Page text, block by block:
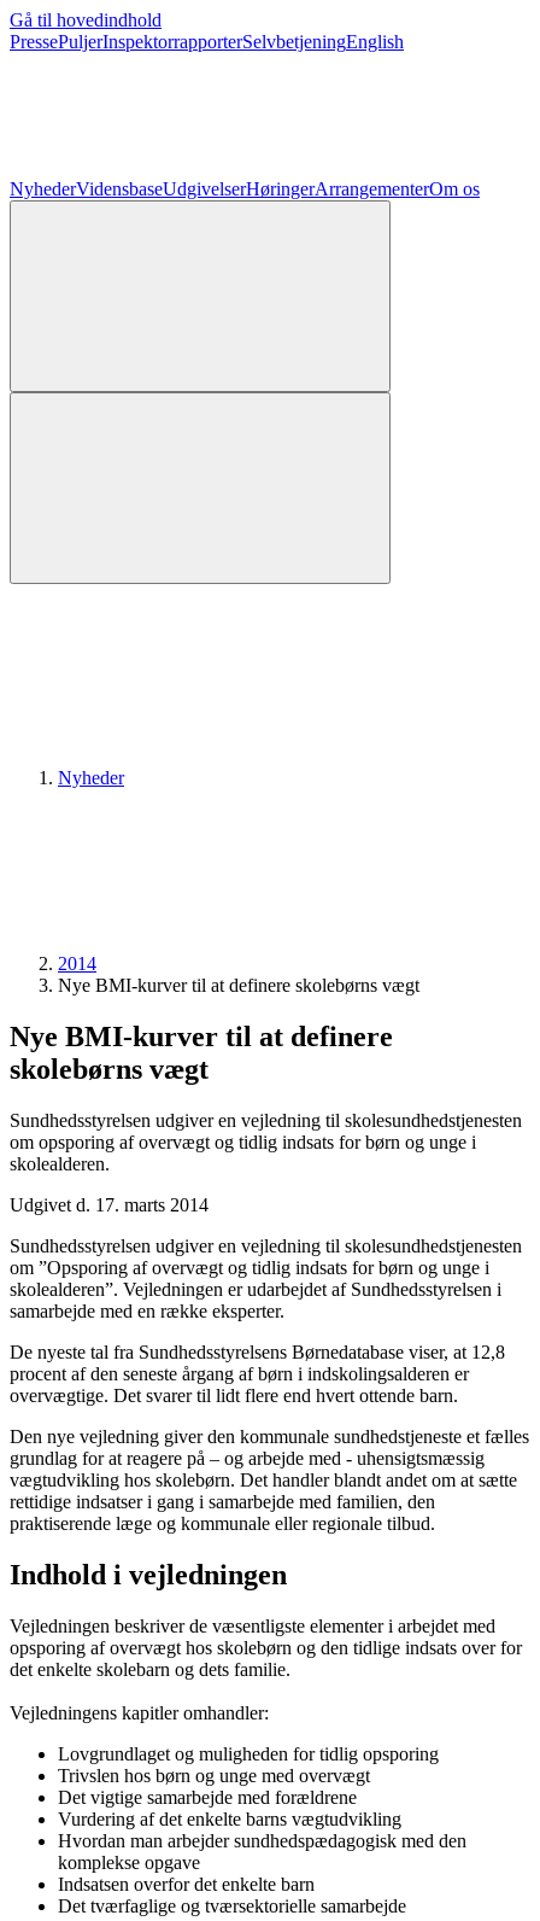
Gå til hovedindhold
PressePuljerInspektorrapporterSelvbetjeningEnglish
NyhederVidensbaseUdgivelserHøringerArrangementerOm os
Nyheder
2014
Nye BMI-kurver til at definere skolebørns vægt
Nye BMI-kurver til at definere
skolebørns vægt
Sundhedsstyrelsen udgiver en vejledning til skolesundhedstjenesten
om opsporing af overvægt og tidlig indsats for børn og unge i
skolealderen.
Udgivet d. 17. marts 2014
Sundhedsstyrelsen udgiver en vejledning til skolesundhedstjenesten
om ”Opsporing af overvægt og tidlig indsats for børn og unge i
skolealderen”. Vejledningen er udarbejdet af Sundhedsstyrelsen i
samarbejde med en række eksperter.
De nyeste tal fra Sundhedsstyrelsens Børnedatabase viser, at 12,8
procent af den seneste årgang af børn i indskolingsalderen er
overvægtige. Det svarer til lidt flere end hvert ottende barn.
Den nye vejledning giver den kommunale sundhedstjeneste et fælles
grundlag for at reagere på – og arbejde med - uhensigtsmæssig
vægtudvikling hos skolebørn. Det handler blandt andet om at sætte
rettidige indsatser i gang i samarbejde med familien, den
praktiserende læge og kommunale eller regionale tilbud.
Indhold i vejledningen
Vejledningen beskriver de væsentligste elementer i arbejdet med
opsporing af overvægt hos skolebørn og den tidlige indsats over for
det enkelte skolebarn og dets familie.
Vejledningens kapitler omhandler:
Lovgrundlaget og muligheden for tidlig opsporing
Trivslen hos børn og unge med overvægt
Det vigtige samarbejde med forældrene
Vurdering af det enkelte barns vægtudvikling
Hvordan man arbejder sundhedspædagogisk med den
komplekse opgave
Indsatsen overfor det enkelte barn
Det tværfaglige og tværsektorielle samarbejde